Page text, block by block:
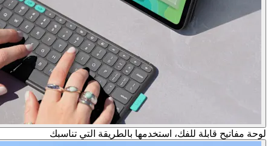
لوحة مفاتيح قابلة للفك، استخدمها بالطريقة التي تناسبك